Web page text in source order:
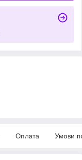
Оплата Умови